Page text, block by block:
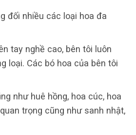
đối nhiều các loại hoa đa
tay nghề cao, bên tôi luôn
loại. Các bó hoa của bên tôi
như huê hồng, hoa cúc, hoa
trọng cũng như sanh nhật,